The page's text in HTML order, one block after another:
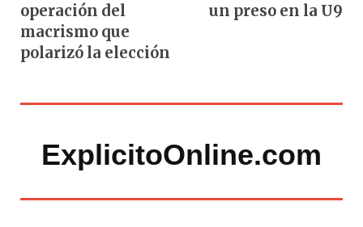
operación del
macrismo que
polarizó la elección
un preso en la U9
ExplicitoOnline.com